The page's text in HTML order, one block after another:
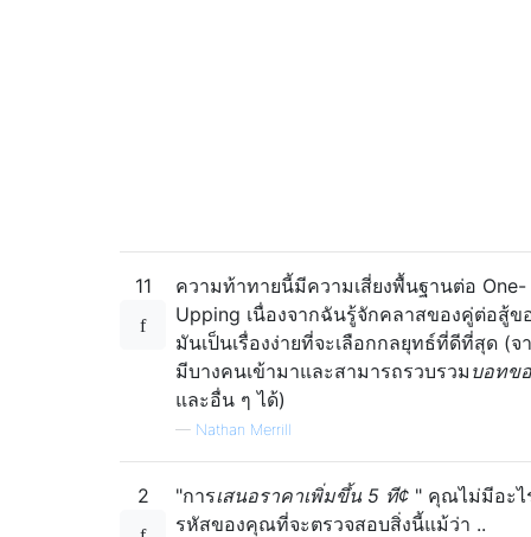
11
ความท้าทายนี้มีความเสี่ยงพื้นฐานต่อ One-
Upping เนื่องจากฉันรู้จักคลาสของคู่ต่อสู้ข
มันเป็นเรื่องง่ายที่จะเลือกกลยุทธ์ที่ดีที่สุด (จ
มีบางคนเข้ามาและสามารถรวบรวม บอทข
และอื่น ๆ ได้)
— Nathan Merrill
2 "การเสนอราคาเพิ่มขึ้น 5 ที¢ " คุณไม่มีอะไ
รหัสของคุณที่จะตรวจสอบสิ่งนี้แม้ว่า ..